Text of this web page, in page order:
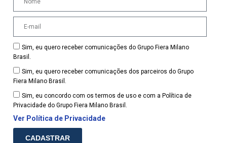
Sim, eu quero receber comunicações do Grupo Fiera Milano
Brasil.
Sim, eu quero receber comunicações dos parceiros do Grupo
Fiera Milano Brasil.
Sim, eu concordo com os termos de uso e com a Política de
Privacidade do Grupo Fiera Milano Brasil.
Ver Política de Privacidade
CADASTRAR